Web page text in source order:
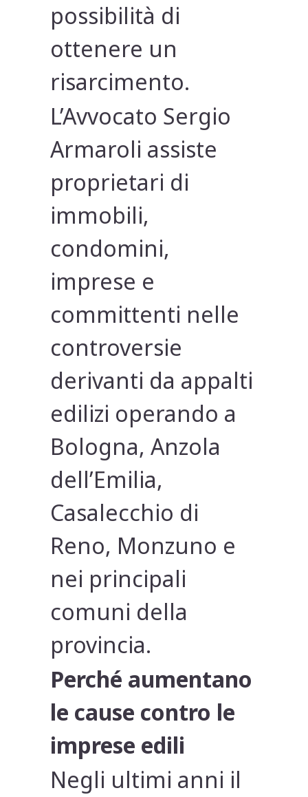
possibilità di
ottenere un
risarcimento.
L’Avvocato Sergio
Armaroli assiste
proprietari di
immobili,
condomini,
imprese e
committenti nelle
controversie
derivanti da appalti
edilizi operando a
Bologna, Anzola
dell’Emilia,
Casalecchio di
Reno, Monzuno e
nei principali
comuni della
provincia.
Perché aumentano
le cause contro le
imprese edili
Negli ultimi anni il